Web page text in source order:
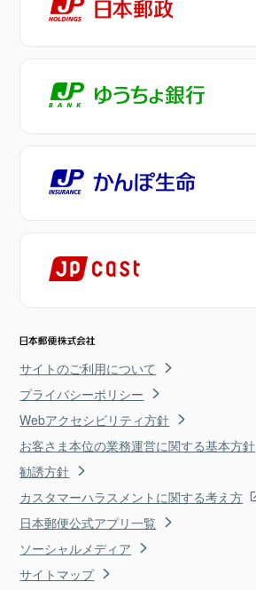
サイトのご利用について
プライバシーポリシー
Webアクセシビリティ方針
お客さま本位の業務運営に関する基本方針
勧誘方針
カスタマーハラスメントに関する考え方
日本郵便公式アプリ一覧
ソーシャルメディア
サイトマップ